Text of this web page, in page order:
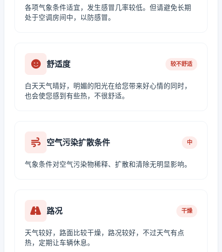
各项气象条件适宜，发生感冒几率较低。但请避免长期
处于空调房间中，以防感冒。
舒适度 较不舒适
白天天气晴好，明媚的阳光在给您带来好心情的同时，
也会使您感到有些热，不很舒适。
空气污染扩散条件 中
气象条件对空气污染物稀释、扩散和清除无明显影响。
路况 干燥
天气较好，路面比较干燥，路况较好，不过天气有点
热，定期让车辆休息。